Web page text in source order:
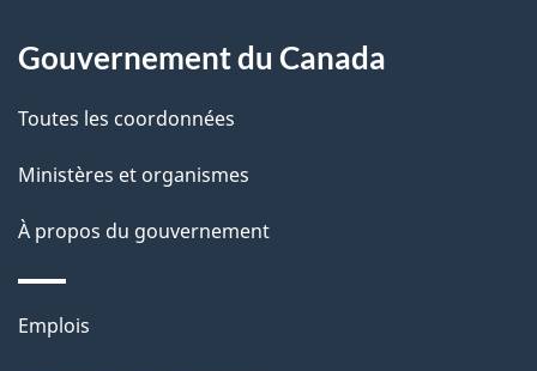
i
l
s
d
e
l
propos
de
ce
site
Gouvernement du Canada
Toutes les coordonnées
Ministères et organismes
À propos du gouvernement
Thèmes
Emplois